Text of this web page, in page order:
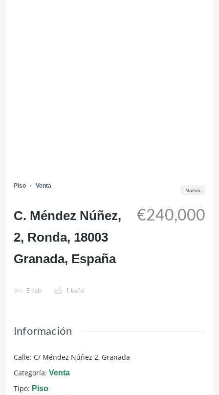
Piso Venta
C. Méndez Núñez,
2, Ronda, 18003
Granada, España
3 hab 1 baño
€240,000
Nuevo
Información
Calle: C/ Méndez Núñez 2, Granada
Categoría: Venta
Tipo: Piso